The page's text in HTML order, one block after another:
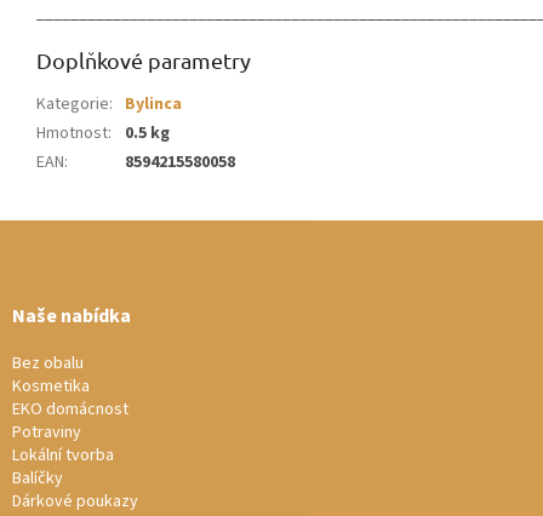
Doplňkové parametry
Kategorie: Bylinca
Hmotnost:
0.5 kg
EAN: 8594215580058
Naše nabídka
Bez obalu
Kosmetika
EKO domácnost
Potraviny
Lokální tvorba
Balíčky
Dárkové poukazy